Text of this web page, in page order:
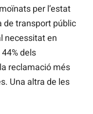
per l’estat
de transport públic
necessitat en
dels
reclamació més
Una altra de les